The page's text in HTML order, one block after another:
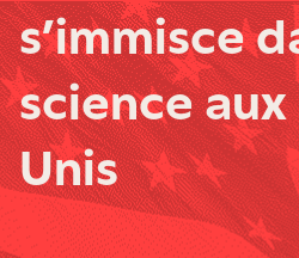
s’immisce
science
Unis